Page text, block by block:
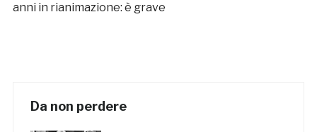
anni in rianimazione: è grave
Da non perdere